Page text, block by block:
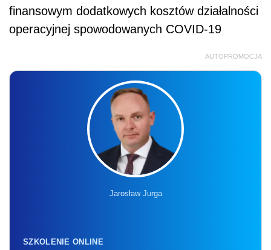
finansowym dodatkowych kosztów działalności
operacyjnej spowodowanych COVID-19
AUTOPROMOCJA
Jarosław Jurga
SZKOLENIE ONLINE